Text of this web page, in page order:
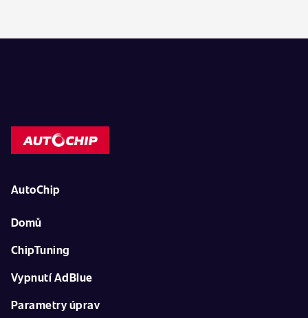
AutoChip
Domů
ChipTuning
Vypnutí AdBlue
Parametry úprav